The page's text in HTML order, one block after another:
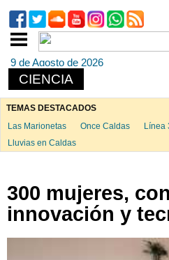
9 de Agosto de 2026
CIENCIA
TEMAS DESTACADOS
Las Marionetas
Once Caldas Línea
Lluvias en Caldas
300 mujeres,
innovación y